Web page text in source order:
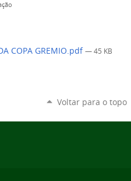
COPA GREMIO.pdf — 45 KB
Voltar para o topo